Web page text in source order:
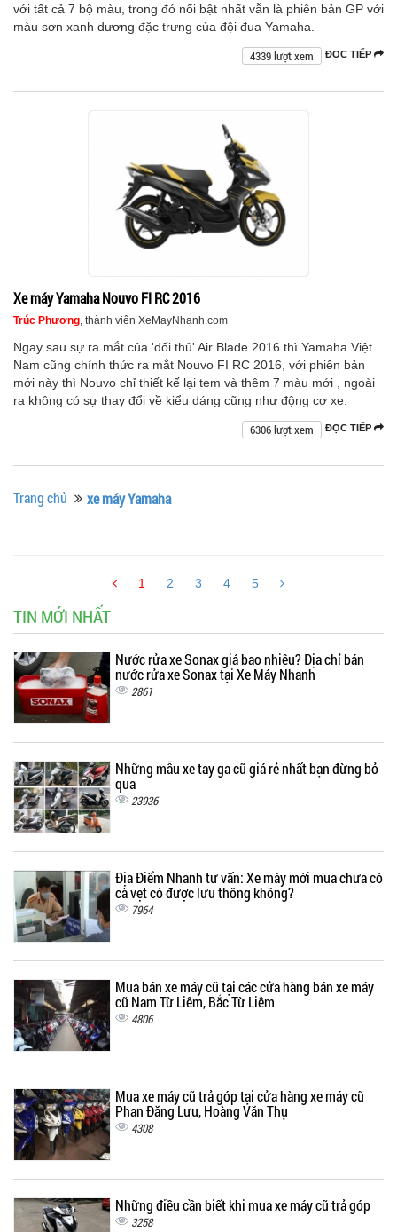
với tất cả 7 bộ màu, trong đó nổi bật nhất vẫn là phiên bản GP với
màu sơn xanh dương đặc trưng của đội đua Yamaha.
ĐỌC TIẾP
4339 lượt xem
Xe máy Yamaha Nouvo FI RC 2016
Trúc Phương, thành viên XeMayNhanh.com
Ngay sau sự ra mắt của 'đối thủ' Air Blade 2016 thì Yamaha Việt
Nam cũng chính thức ra mắt Nouvo FI RC 2016, với phiên bản
mới này thì Nouvo chỉ thiết kế lại tem và thêm 7 màu mới , ngoài
ra không có sự thay đổi về kiểu dáng cũng như động cơ xe.
ĐỌC TIẾP
6306 lượt xem
Trang chủ xe máy Yamaha
1 2 3 4 5
TIN MỚI NHẤT
Nước rửa xe Sonax giá bao nhiêu? Địa chỉ bán
nước rửa xe Sonax tại Xe Máy Nhanh
2861
Những mẫu xe tay ga cũ giá rẻ nhất bạn đừng bỏ
qua
23936
Địa Điểm Nhanh tư vấn: Xe máy mới mua chưa có
cà vẹt có được lưu thông không?
7964
Mua bán xe máy cũ tại các cửa hàng bán xe máy
cũ Nam Từ Liêm, Bắc Từ Liêm
4806
Mua xe máy cũ trả góp tại cửa hàng xe máy cũ
Phan Đăng Lưu, Hoàng Văn Thụ
4308
Những điều cần biết khi mua xe máy cũ trả góp
3258